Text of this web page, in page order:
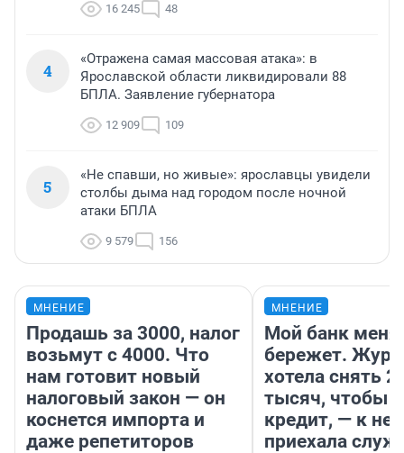
16 245 48
4
«Отражена самая массовая атака»: в
Ярославской области ликвидировали 88
БПЛА. Заявление губернатора
12 909 109
5
«Не спавши, но живые»: ярославцы увидели
столбы дыма над городом после ночной
атаки БПЛА
9 579 156
МНЕНИЕ
Продашь за 3000, налог
возьмут с 4000. Что
нам готовит новый
налоговый закон — он
коснется импорта и
даже репетиторов
МНЕНИЕ
Мой банк меня
бережет.
хотела снять
тысяч, чтобы
кредит, — к
приехала